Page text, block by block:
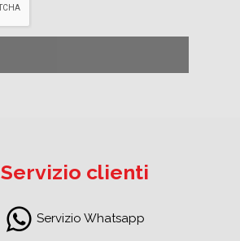
Servizio clienti
Servizio Whatsapp